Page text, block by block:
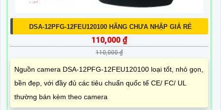
DSA-12PFG-12FEU120100 HÃNG CHƯA NHẬP GIÁ RẺ
110,000 ₫
110,000 ₫
Nguồn camera DSA-12PFG-12FEU120100 loại tốt, nhỏ gọn,
bền đẹp, với đầy đủ các tiêu chuẩn quốc tế CE/ FC/ UL
thường bán kèm theo camera